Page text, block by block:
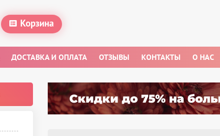
Корзина
ДОСТАВКА И ОПЛАТА ОТЗЫВЫ КОНТАКТЫ О НАС